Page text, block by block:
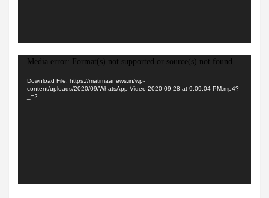
Video
Media error: Format(s) not supported or source(s) not found
Download File: https://matimaanews.in/wp-
content/uploads/2020/09/WhatsApp-Video-2020-09-28-at-9.09.04-PM.mp4?
_=2